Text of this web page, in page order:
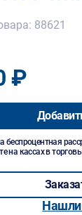
88621
₽
беспроцентная
на кассах в
Нашли